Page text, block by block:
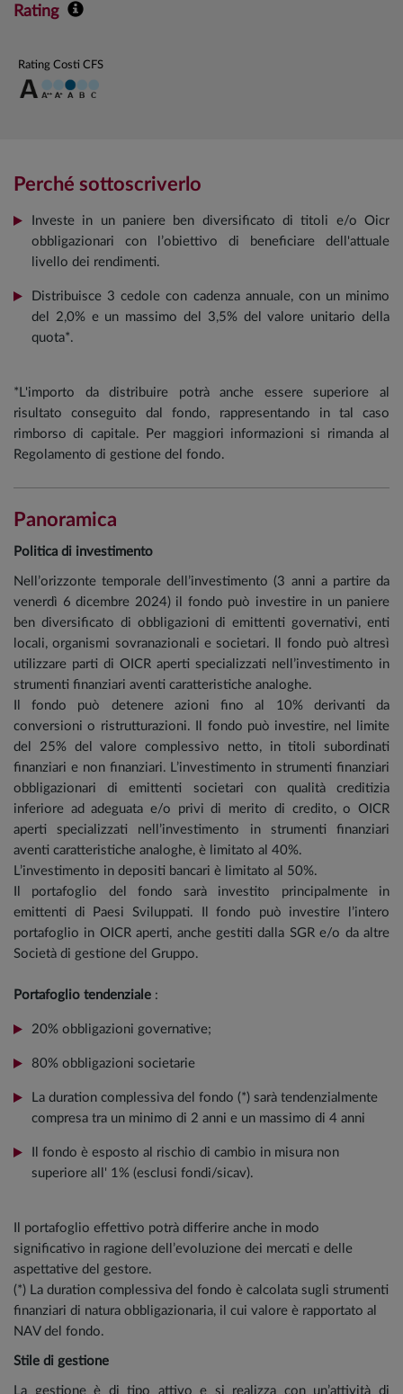
Rating
Rating Costi CFS
Perché sottoscriverlo
Investe in un paniere ben diversificato di titoli e/o Oicr
obbligazionari con l’obiettivo di beneficiare dell'attuale
livello dei rendimenti.
Distribuisce 3 cedole con cadenza annuale, con un minimo
del 2,0% e un massimo del 3,5% del valore unitario della
quota*.
*L'importo da distribuire potrà anche essere superiore al
risultato conseguito dal fondo, rappresentando in tal caso
rimborso di capitale. Per maggiori informazioni si rimanda al
Regolamento di gestione del fondo.
Panoramica
Politica di investimento
Nell’orizzonte temporale dell’investimento (3 anni a partire da
venerdì 6 dicembre 2024) il fondo può investire in un paniere
ben diversificato di obbligazioni di emittenti governativi, enti
locali, organismi sovranazionali e societari. Il fondo può altresì
utilizzare parti di OICR aperti specializzati nell’investimento in
strumenti finanziari aventi caratteristiche analoghe.
Il fondo può detenere azioni fino al 10% derivanti da
conversioni o ristrutturazioni. Il fondo può investire, nel limite
del 25% del valore complessivo netto, in titoli subordinati
finanziari e non finanziari. L’investimento in strumenti finanziari
obbligazionari di emittenti societari con qualità creditizia
inferiore ad adeguata e/o privi di merito di credito, o OICR
aperti specializzati nell’investimento in strumenti finanziari
aventi caratteristiche analoghe, è limitato al 40%.
L’investimento in depositi bancari è limitato al 50%.
Il portafoglio del fondo sarà investito principalmente in
emittenti di Paesi Sviluppati. Il fondo può investire l’intero
portafoglio in OICR aperti, anche gestiti dalla SGR e/o da altre
Società di gestione del Gruppo.
Portafoglio tendenziale :
20% obbligazioni governative;
80% obbligazioni societarie
La duration complessiva del fondo (*) sarà tendenzialmente
compresa tra un minimo di 2 anni e un massimo di 4 anni
Il fondo è esposto al rischio di cambio in misura non
superiore all' 1% (esclusi fondi/sicav).
Il portafoglio effettivo potrà differire anche in modo
significativo in ragione dell’evoluzione dei mercati e delle
aspettative del gestore.
(*) La duration complessiva del fondo è calcolata sugli strumenti
finanziari di natura obbligazionaria, il cui valore è rapportato al
NAV del fondo.
Stile di gestione
La gestione è di tipo attivo e si realizza con un’attività di